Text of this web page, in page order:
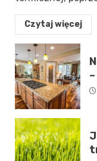
Czytaj więcej